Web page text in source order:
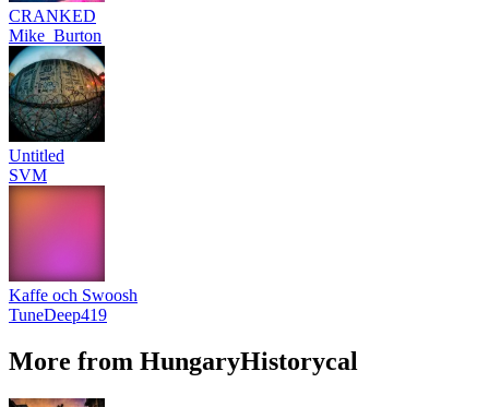
CRANKED
Mike_Burton
Untitled
SVM
Kaffe och Swoosh
TuneDeep419
More from HungaryHistorycal